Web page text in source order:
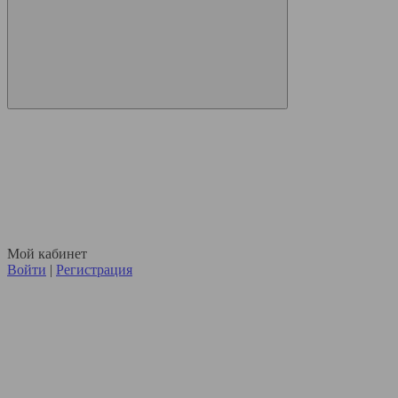
Мой кабинет
Войти | Регистрация